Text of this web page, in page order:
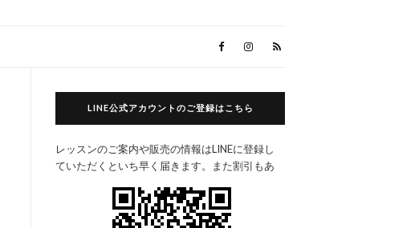
LINE公式アカウントのご登録はこちら
レッスンのご案内や販売の情報はLINEに登録し
ていただくといち早く届きます。また割引もあ